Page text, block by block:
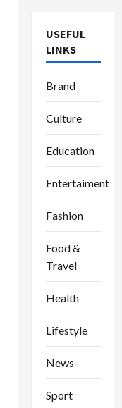
USEFUL
LINKS
Brand
Culture
Education
Entertaiment
Fashion
Food &
Travel
Health
Lifestyle
News
Sport